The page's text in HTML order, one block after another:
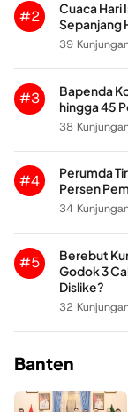
#2
Cuaca Hari
Sepanjang
39
#3
Bapenda
hingga 45
38
#4
Perumda
Persen
34
#5
Berebut
Godok 3
Dislike?
32
Banten